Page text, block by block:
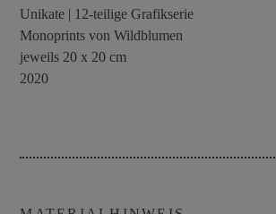
Unikate | 12-teilige Grafikserie
Monoprints von Wildblumen
jeweils 20 x 20 cm
2020